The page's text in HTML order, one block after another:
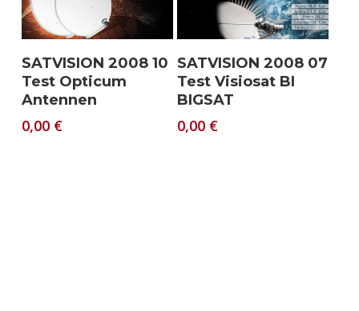
Download
SATVISION 2008 10
Test Opticum
Antennen
0,00 €
Download
SATVISION 2008 07
Test Visiosat BI
BIGSAT
0,00 €